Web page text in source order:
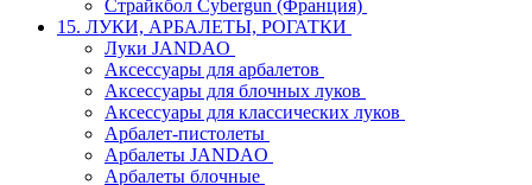
Страйкбол Cybergun (Франция)
15. ЛУКИ, АРБАЛЕТЫ, РОГАТКИ
Луки JANDAO
Аксессуары для арбалетов
Аксессуары для блочных луков
Аксессуары для классических луков
Арбалет-пистолеты
Арбалеты JANDAO
Арбалеты блочные